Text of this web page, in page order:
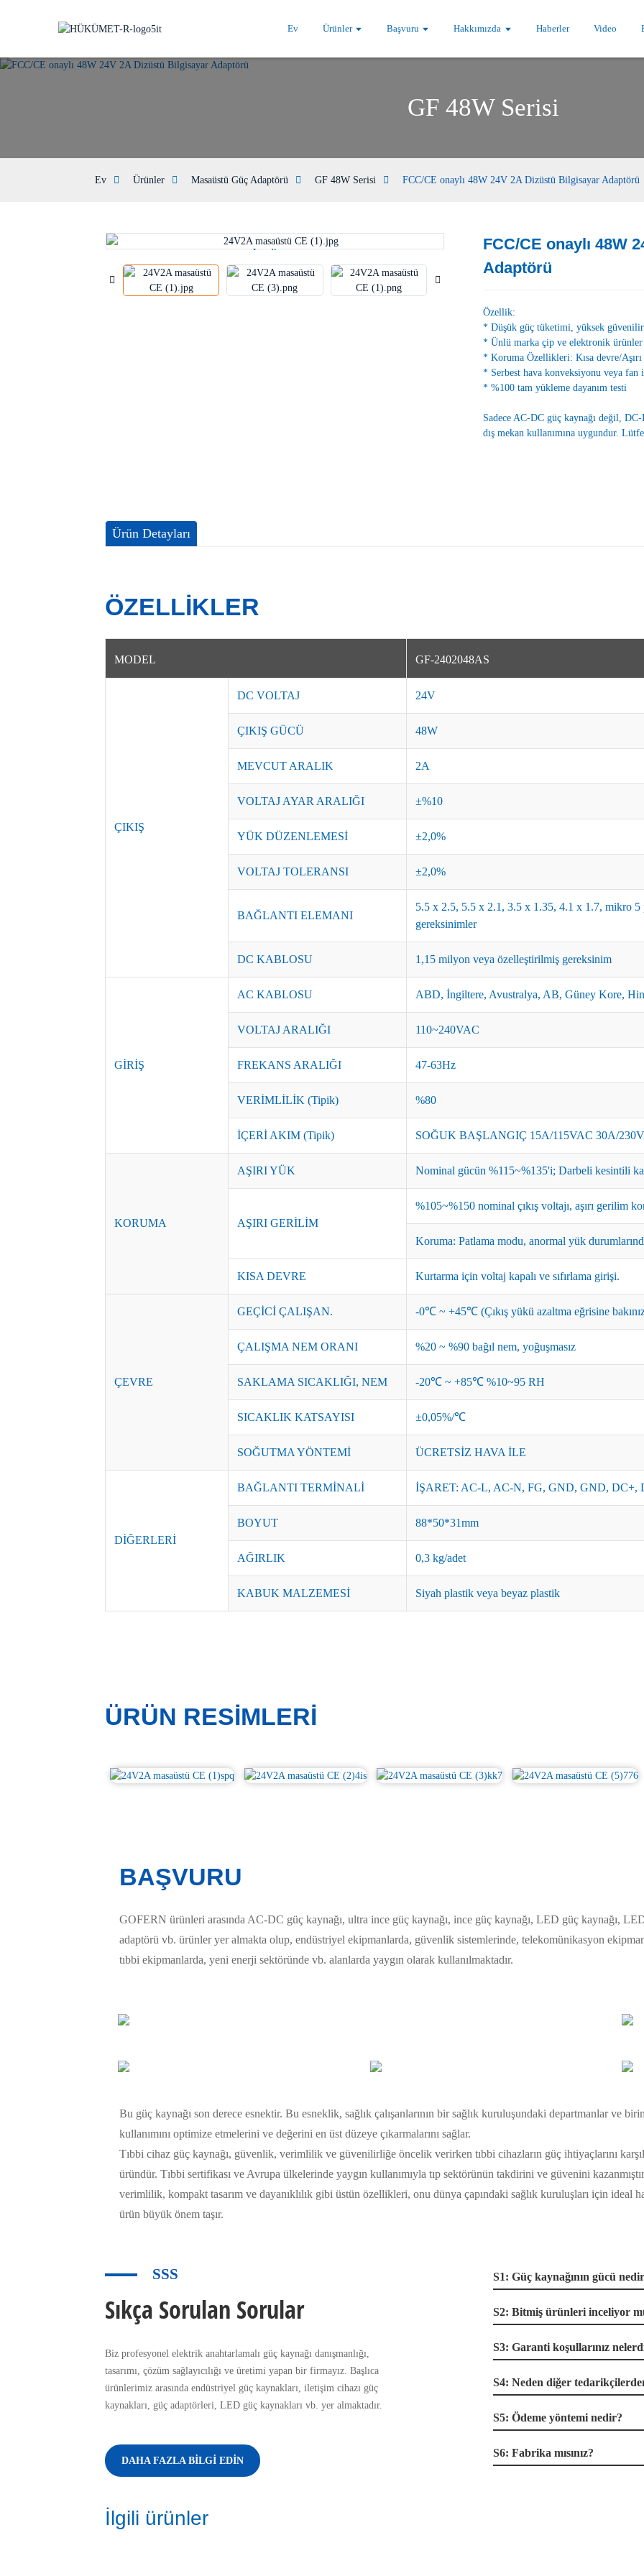
Ev Ürünler Başvuru Hakkımızda Haberler Video
GF 48W Serisi
Ev Ürünler Masaüstü Güç Adaptörü GF 48W Serisi FCC/CE onaylı 48W 24V 2A Dizüstü Bilgisayar Adaptörü
Loading...
Loading... Loading...
Loading...
FCC/CE onaylı 48W
Adaptörü
Özellik:
* Düşük güç tüketimi, yüksek
* Ünlü marka çip ve elektronik ürünler
* Koruma Özellikleri: Kısa devre/
* Serbest hava konveksiyonu veya fan
* %100 tam yükleme dayanım testi
Sadece AC-DC güç kaynağı değil,
dış mekan kullanımına uygundur.
Ürün Detayları
ÖZELLIKLER
MODEL GF-2402048AS
ÇIKIŞ
DC VOLTAJ 24V
ÇIKIŞ GÜCÜ 48W
MEVCUT ARALIK 2A
VOLTAJ AYAR ARALIĞI ±%10
YÜK DÜZENLEMESİ ±2,0%
VOLTAJ TOLERANSI ±2,0%
BAĞLANTI ELEMANI
5.5 x 2.5, 5.5 x 2.1, 3.5 x 1.35, 4.1 x 1.7, mikro
gereksinimler
DC KABLOSU 1,15 milyon veya özelleştirilmiş gereksinim
GİRİŞ
AC KABLOSU ABD, İngiltere, Avustralya, AB, Güney Kore,
VOLTAJ ARALIĞI 110~240VAC
FREKANS ARALIĞI 47-63Hz
VERİMLİLİK (Tipik) %80
İÇERİ AKIM (Tipik) SOĞUK BAŞLANGIÇ 15A/115VAC 30A/
KORUMA
AŞIRI YÜK Nominal gücün %115~%135'i; Darbeli kesintili
AŞIRI GERİLİM
%105~%150 nominal çıkış voltajı, aşırı gerilim
Koruma: Patlama modu, anormal yük
KISA DEVRE Kurtarma için voltaj kapalı ve sıfırlama girişi.
ÇEVRE
GEÇİCİ ÇALIŞAN. -0℃ ~ +45℃ (Çıkış yükü azaltma eğrisine
ÇALIŞMA NEM ORANI %20 ~ %90 bağıl nem, yoğuşmasız
SAKLAMA SICAKLIĞI, NEM -20℃ ~ +85℃ %10~95 RH
SICAKLIK KATSAYISI ±0,05%/℃
SOĞUTMA YÖNTEMİ ÜCRETSİZ HAVA İLE
DİĞERLERİ
BAĞLANTI TERMİNALİ İŞARET: AC-L, AC-N, FG, GND, GND, DC+,
BOYUT 88*50*31mm
AĞIRLIK 0,3 kg/adet
KABUK MALZEMESİ Siyah plastik veya beyaz plastik
ÜRÜN RESIMLERI
BAŞVURU
GOFERN ürünleri arasında AC-DC güç kaynağı, ultra ince güç kaynağı, ince güç kaynağı, LED güç kaynağı,
adaptörü vb. ürünler yer almakta olup, endüstriyel ekipmanlarda, güvenlik sistemlerinde, telekomünikasyon
tıbbi ekipmanlarda, yeni enerji sektöründe vb. alanlarda yaygın olarak kullanılmaktadır.
Bu güç kaynağı son derece esnektir. Bu esneklik, sağlık çalışanlarının bir sağlık kuruluşundaki departmanlar ve
kullanımını optimize etmelerini ve değerini en üst düzeye çıkarmalarını sağlar.
Tıbbi cihaz güç kaynağı, güvenlik, verimlilik ve güvenilirliğe öncelik verirken tıbbi cihazların güç ihtiyaçlarını
üründür. Tıbbi sertifikası ve Avrupa ülkelerinde yaygın kullanımıyla tıp sektörünün takdirini ve güvenini
verimlilik, kompakt tasarım ve dayanıklılık gibi üstün özellikleri, onu dünya çapındaki sağlık kuruluşları için ideal
ürün büyük önem taşır.
SSS
Sıkça Sorulan Sorular
Biz profesyonel elektrik anahtarlamalı güç kaynağı danışmanlığı,
tasarımı, çözüm sağlayıcılığı ve üretimi yapan bir firmayız. Başlıca
ürünlerimiz arasında endüstriyel güç kaynakları, iletişim cihazı güç
kaynakları, güç adaptörleri, LED güç kaynakları vb. yer almaktadır.
DAHA FAZLA BILGI EDIN
S1: Güç kaynağının gücü
S2: Bitmiş ürünleri inceliyor
S3: Garanti koşullarınız
S4: Neden diğer
S5: Ödeme yöntemi nedir?
S6: Fabrika mısınız?
İlgili ürünler